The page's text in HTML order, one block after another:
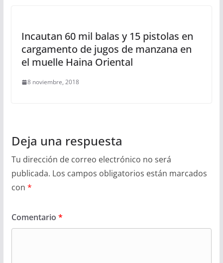
Incautan 60 mil balas y 15 pistolas en
cargamento de jugos de manzana en
el muelle Haina Oriental
8 noviembre, 2018
Deja una respuesta
Tu dirección de correo electrónico no será
publicada. Los campos obligatorios están marcados
con *
Comentario *